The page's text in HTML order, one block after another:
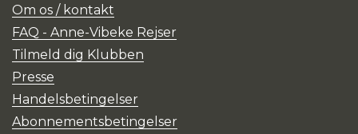
Om os / kontakt
FAQ - Anne-Vibeke Rejser
Tilmeld dig Klubben
Presse
Handelsbetingelser
Abonnementsbetingelser